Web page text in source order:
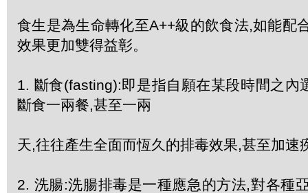
食生是為生命轉化至A++級的飲食法,如能配
效果更加雙得益彰。
1. 斷食(fasting):即是指自願在某段時間之內
斷食一兩餐,甚至一兩
天,往往產生全面而恆久的排毒效果,甚至加速
2. 洗腸:洗腸排毒是一種應急的方法,對各種